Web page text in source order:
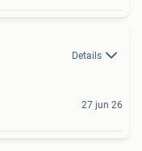
Details
27 jun 26